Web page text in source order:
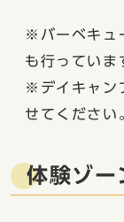
※バーベキュ
も行っていま
※デイキャン
せてください
体験ゾー